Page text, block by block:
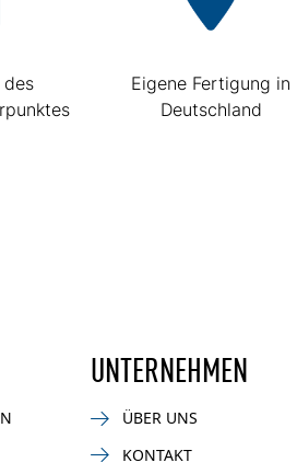
des
Eigene Fertigung in
Deutschland
UNTERNEHMEN
ÜBER UNS
KONTAKT